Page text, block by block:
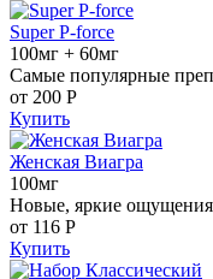
Super P-force
100мг + 60мг
Самые популярные
от 200 Р
Купить
Женская Виагра
100мг
Новые, яркие
от 116 Р
Купить